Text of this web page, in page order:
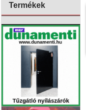
Termékek